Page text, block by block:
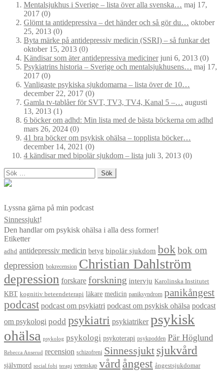
Mentalsjukhus i Sverige – lista över alla svenska… maj 17,
2017 (0)
Glömt ta antidepressiva – det händer och så gör du… oktober
25, 2013 (0)
Byta märke på antidepressiv medicin (SSRI) – så funkar det
oktober 15, 2013 (0)
Kändisar som äter antidepressiva medicinerjuni 6, 2013 (0)
Psykiatrins historia – Sverige och mentalsjukhusens… maj 17,
2017 (0)
Vanligaste psykiska sjukdomarna – lista över de 10…
december 22, 2017 (0)
Gamla tv-tablåer för SVT, TV3, TV4, Kanal 5 –… augusti
13, 2013 (1)
6 böcker om adhd: Min lista med de bästa böckerna om adhd
mars 26, 2024 (0)
41 bra böcker om psykisk ohälsa – topplista böcker…
december 14, 2021 (0)
4 kändisar med bipolär sjukdom – lista juli 3, 2013 (0)
Sök
efter:
Lyssna gärna på min podcast
Sinnessjukt!
Den handlar om psykisk ohälsa i alla dess former!
Etiketter
adhd antidepressiv medicin betyg bipolär sjukdom bokbok om
depression bokrecension Christian Dahlström
depression forskare forskning intervju Karolinska Institutet
KBT kognitiv beteendeterapi läkare medicin paniksyndrom panikångest
podcast podcast om psykiatri podcast om psykisk ohälsa podcast
om psykologi podd psykiatri psykiatriker psykisk
ohälsa psykolog psykologi psykoterapi psykpodden Pär Höglund
Rebecca Anserud recension schizofreni Sinnessjukt sjukvård
självmord social fobi terapi vetenskap vårdångest ångestsjukdomar